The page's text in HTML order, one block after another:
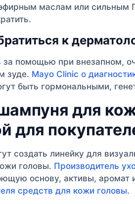
маслам или сильным
к
за помощью при внезапном,
зуде. Mayo Clinic о
быть гормональными,
для
для
создать линейку для
головы. Производитель
основу, активы, аромат
средств для кожи головы.